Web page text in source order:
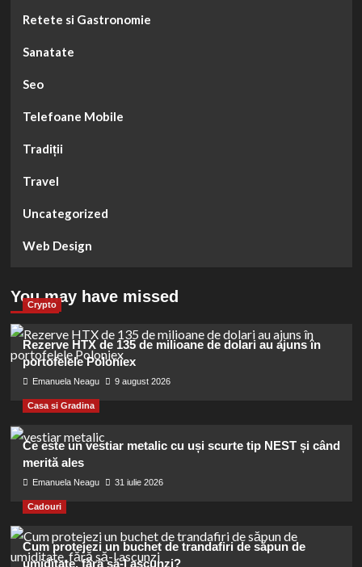
Retete si Gastronomie
Sanatate
Seo
Telefoane Mobile
Tradiții
Travel
Uncategorized
Web Design
You may have missed
Crypto
Rezerve HTX de 135 de milioane de dolari au ajuns în
portofelele Poloniex
Emanuela Neagu 9 august 2026
Casa si Gradina
Ce este un vestiar metalic cu uși scurte tip NEST și când
merită ales
Emanuela Neagu 31 iulie 2026
Cadouri
Cum protejezi un buchet de trandafiri de săpun de
umiditate, fără să-l ascunzi?